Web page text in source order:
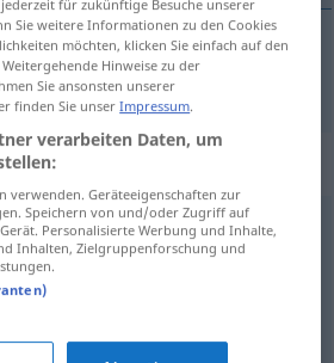
) nähern
für "nähern"
für zukünftige Besuche unserer
Sie weitere Informationen zu den Cookies
möchten, klicken Sie einfach auf den
Hinweise zu der
Sie ansonsten unserer
finden Sie unserImpressum.
verarbeiten Daten, um
verwenden. Geräteeigenschaften zur
Speichern von und/oder Zugriff auf
Personalisierte Werbung und Inhalte,
Inhalten, Zielgruppenforschung und